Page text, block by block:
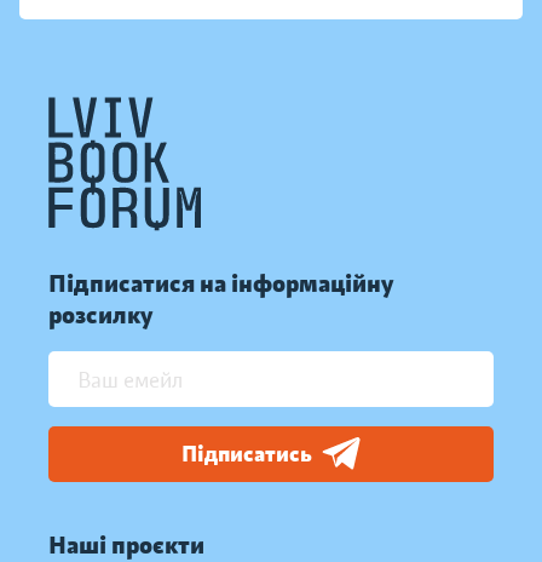
Підписатися на інформаційну
розсилку
Підписатись
Наші проєкти